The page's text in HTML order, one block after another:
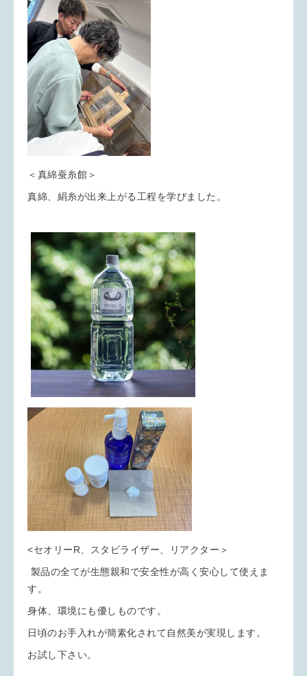
＜真綿蚕糸館＞
真綿、絹糸が出来上がる工程を学びました。
<セオリーR、スタビライザー、リアクター＞
製品の全てが生態親和で安全性が高く安心して使えま
す。
身体、環境にも優しものです。
日頃のお手入れが簡素化されて自然美が実現します。
お試し下さい。